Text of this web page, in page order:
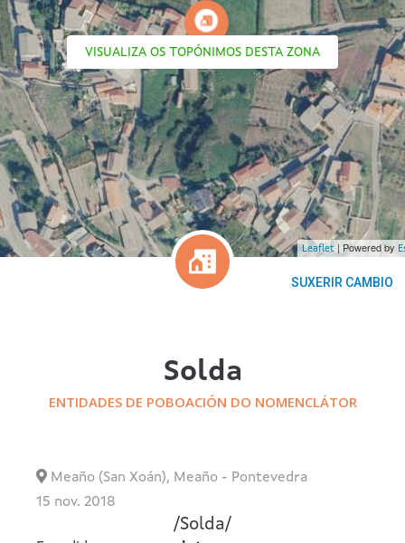
VISUALIZA OS TOPÓNIMOS DESTA ZONA
Leaflet | Powered by
SUXERIR CAMBIO
Solda
ENTIDADES DE POBOACIÓN DO NOMENCLÁTOR
Meaño (San Xoán), Meaño - Pontevedra
15 nov. 2018
/Solda/